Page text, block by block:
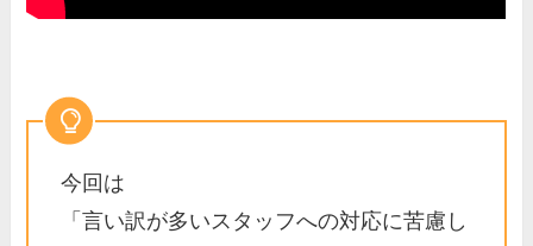
今回は
「言い訳が多いスタッフへの対応に苦慮し